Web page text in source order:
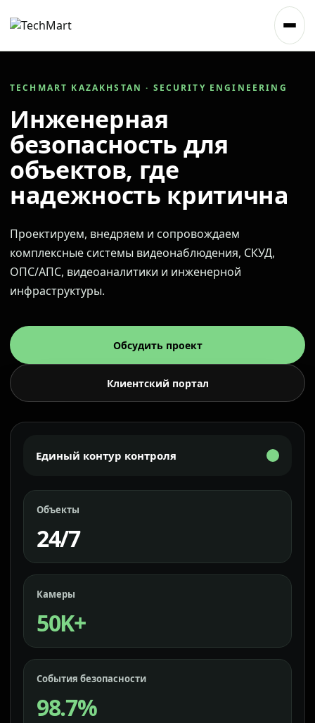
TECHMART KAZAKHSTAN · SECURITY ENGINEERING
Инженерная
безопасность для
объектов, где
надежность критична
Проектируем, внедряем и сопровождаем
комплексные системы видеонаблюдения, СКУД,
ОПС/АПС, видеоаналитики и инженерной
инфраструктуры.
Обсудить проект
Клиентский портал
Единый контур контроля
Объекты
24/7
Камеры
50K+
События безопасности
98.7%